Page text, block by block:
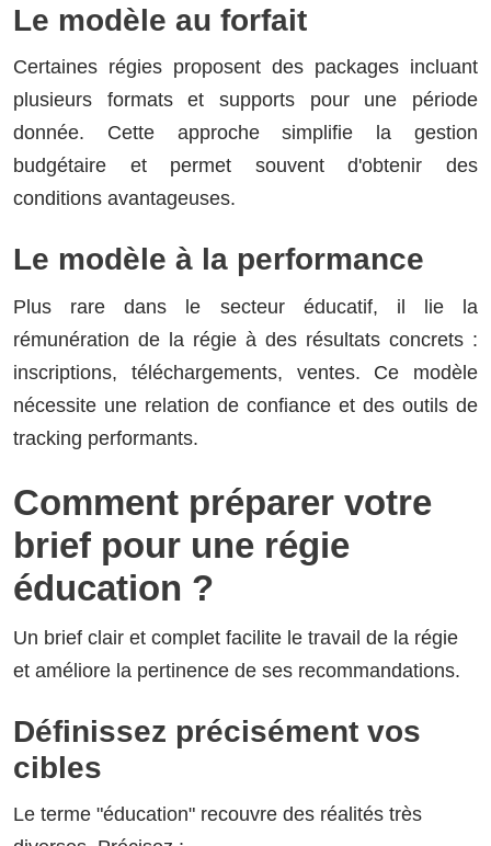
Le modèle au forfait
Certaines régies proposent des packages incluant
plusieurs formats et supports pour une période
donnée. Cette approche simplifie la gestion
budgétaire et permet souvent d'obtenir des
conditions avantageuses.
Le modèle à la performance
Plus rare dans le secteur éducatif, il lie la
rémunération de la régie à des résultats concrets :
inscriptions, téléchargements, ventes. Ce modèle
nécessite une relation de confiance et des outils de
tracking performants.
Comment préparer votre
brief pour une régie
éducation ?
Un brief clair et complet facilite le travail de la régie
et améliore la pertinence de ses recommandations.
Définissez précisément vos
cibles
Le terme "éducation" recouvre des réalités très